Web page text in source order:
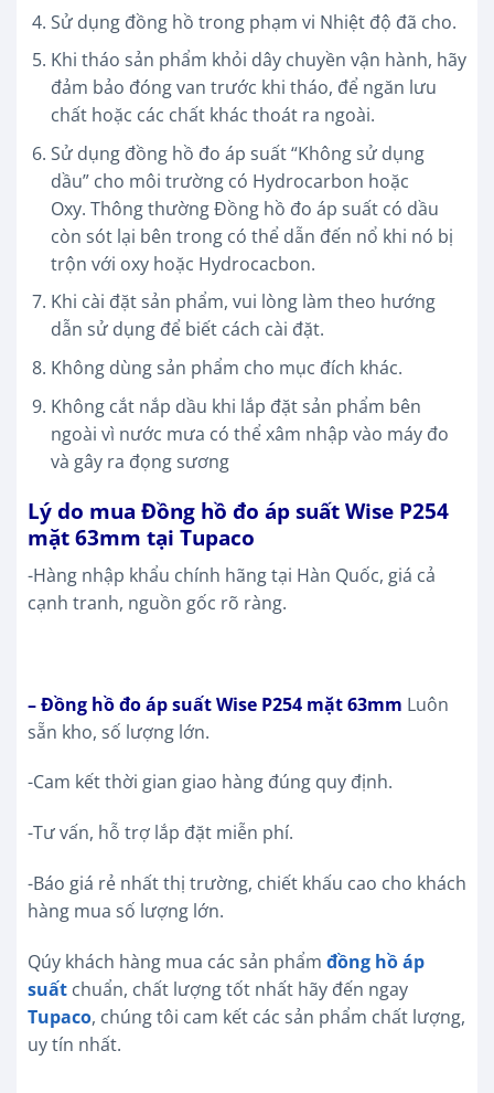
Sử dụng đồng hồ trong phạm vi Nhiệt độ đã cho.
Khi tháo sản phẩm khỏi dây chuyền vận hành, hãy
đảm bảo đóng van trước khi tháo, để ngăn lưu
chất hoặc các chất khác thoát ra ngoài.
Sử dụng đồng hồ đo áp suất “Không sử dụng
dầu” cho môi trường có Hydrocarbon hoặc
Oxy. Thông thường Đồng hồ đo áp suất có dầu
còn sót lại bên trong có thể dẫn đến nổ khi nó bị
trộn với oxy hoặc Hydrocacbon.
Khi cài đặt sản phẩm, vui lòng làm theo hướng
dẫn sử dụng để biết cách cài đặt.
Không dùng sản phẩm cho mục đích khác.
Không cắt nắp dầu khi lắp đặt sản phẩm bên
ngoài vì nước mưa có thể xâm nhập vào máy đo
và gây ra đọng sương
Lý do mua Đồng hồ đo áp suất Wise P254
mặt 63mm tại Tupaco
-Hàng nhập khẩu chính hãng tại Hàn Quốc, giá cả
cạnh tranh, nguồn gốc rõ ràng.
– Đồng hồ đo áp suất Wise P254 mặt 63mm Luôn
sẵn kho, số lượng lớn.
-Cam kết thời gian giao hàng đúng quy định.
-Tư vấn, hỗ trợ lắp đặt miễn phí.
-Báo giá rẻ nhất thị trường, chiết khấu cao cho khách
hàng mua số lượng lớn.
Qúy khách hàng mua các sản phẩm đồng hồ áp
suất chuẩn, chất lượng tốt nhất hãy đến ngay
Tupaco, chúng tôi cam kết các sản phẩm chất lượng,
uy tín nhất.